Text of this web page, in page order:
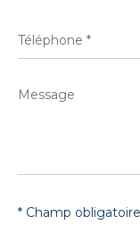
*
Message
* Champ obligatoire